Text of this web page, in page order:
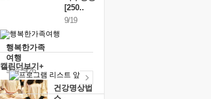
[250..
9/19
행복한가족
여행
9/24~9/26
건강명상법
캘린더보기+